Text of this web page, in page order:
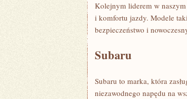
Kolejnym liderem w‍
⁤i komfortu jazdy. Modele
bezpieczeństwo i‍
Subaru
Subaru to marka, która
niezawodnego napędu ⁣na